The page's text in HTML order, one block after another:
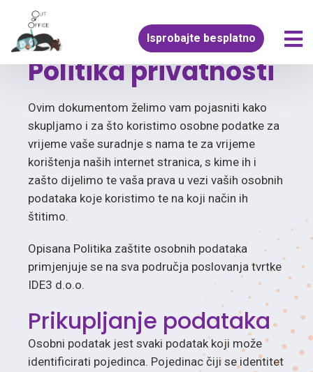
Isprobajte besplatno
Politika privatnosti
Ovim dokumentom želimo vam pojasniti kako
skupljamo i za što koristimo osobne podatke za
vrijeme vaše suradnje s nama te za vrijeme
korištenja naših internet stranica, s kime ih i
zašto dijelimo te vaša prava u vezi vaših osobnih
podataka koje koristimo te na koji način ih
štitimo.
Opisana Politika zaštite osobnih podataka
primjenjuje se na sva područja poslovanja tvrtke
IDE3 d.o.o.
Prikupljanje podataka
Osobni podatak jest svaki podatak koji može
identificirati pojedinca. Pojedinac čiji se identitet